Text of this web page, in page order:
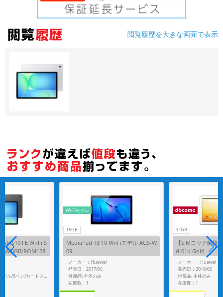
閲覧履歴を大きな画面で表示
S10 FE Wi-Fi S
ROM128
付属品: 箱/USB-Cケーブル/Sペン/カードスロットピン/マニュアル
16GB
Wi-Fiモデル
MediaPad T3 10 Wi-Fiモデル AGS-W
09
メーカー：Huawei
発売日：2017/06
付属品: 本体のみ
在庫数：1
32GB
【SIMロック解
d-01K Gold
メーカー：Huawei
発売日：2018/02
付属品: 本体のみ
在庫数：1
円 ～ 円